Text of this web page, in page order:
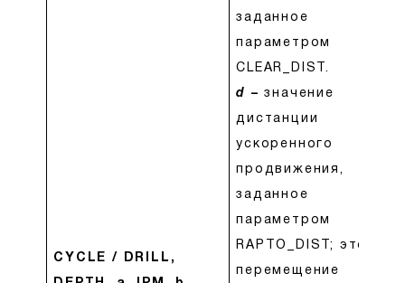
CYCLE / DRILL,
заданное
параметром
CLEAR_DIST.
d – значение
дистанции
ускоренного
продвижения,
заданное
параметром
RAPTO_DIST; это
перемещение